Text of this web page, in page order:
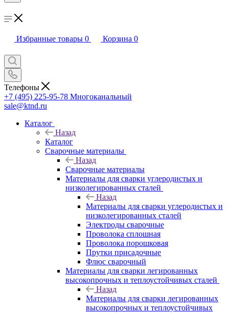
Избранные товары 0 Корзина 0
Телефоны
+7 (495) 225-95-78 Многоканальный
sale@ktnd.ru
Каталог
Назад
Каталог
Сварочные материалы
Назад
Сварочные материалы
Материалы для сварки углеродистых и
низколегированных сталей
Назад
Материалы для сварки углеродистых и
низколегированных сталей
Электроды сварочные
Проволока сплошная
Проволока порошковая
Прутки присадочные
Флюс сварочный
Материалы для сварки легированных
высокопрочных и теплоустойчивых сталей
Назад
Материалы для сварки легированных
высокопрочных и теплоустойчивых